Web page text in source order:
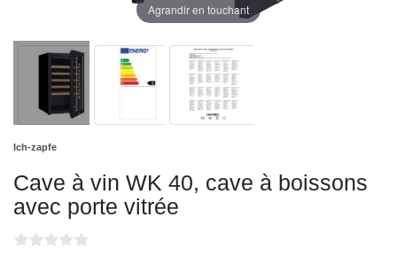
Agrandir en touchant
Ich-zapfe
Cave à vin WK 40, cave à boissons
avec porte vitrée